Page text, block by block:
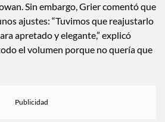
Sin embargo, Grier comentó que
ajustes: “Tuvimos que reajustarlo
apretado y elegante,” explicó
el volumen porque no quería que